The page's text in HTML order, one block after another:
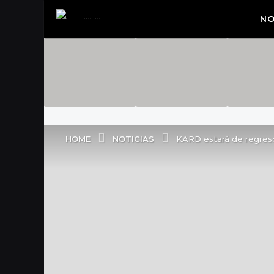
HOME NOTICIAS KARD estará de